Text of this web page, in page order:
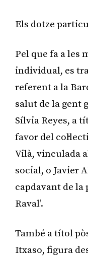
Els dotze
Pel que fa a les
individual, es
referent a la
salut de la gent
Sílvia Reyes, a
favor del
Vilà, vinculada
social, o Javier
capdavant de la
Raval’.
També a títol
Itxaso, figura